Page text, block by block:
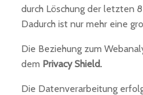
durch Löschung der letzten
Dadurch ist nur mehr eine
Die Beziehung zum
dem Privacy Shield.
Die Datenverarbeitung